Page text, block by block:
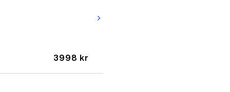
3998 kr
arrow_forward_ios